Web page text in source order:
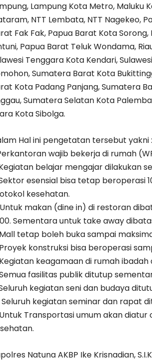
Lampung Kota Metro, Maluku
NTT Lembata, NTT Nagekeo,
Fak Fak, Papua Barat Kota
Papua Barat Teluk Wondama,
Tenggara Kota Kendari,
Sumatera Barat Kota
Kota Padang Panjang, Sumatera
Sumatera Selatan Kota
Kota Sibolga.
Hal ini pengetatan tersebut yakni :
wajib bekerja di rumah
belajar mengajar dilakukan
esensial bisa tetap beroperasi
kesehatan.
makan (dine in) di restoran
Sementara untuk take away
tetap boleh buka sampai
konstruksi bisa beroperasi
keagamaan di rumah ibadah
fasilitas publik ditutup
kegiatan seni dan budaya
Seluruh kegiatan seminar dan rapat
Untuk Transportasi umum akan
Natuna AKBP Ike Krisnadian,